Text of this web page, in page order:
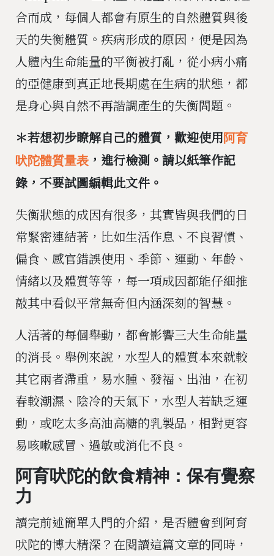
合而成，每個人都會有原生的自然體質與後
天的失衡體質。疾病形成的原因，便是因為
人體內生命能量的平衡被打亂，從小病小痛
的亞健康到真正地長期處在生病的狀態，都
是身心與自然不再諧調產生的失衡問題。
＊若想初步瞭解自己的體質，歡迎使用阿育
吠陀體質量表 ，進行檢測。請以紙筆作記
錄，不要試圖編輯此文件。
失衡狀態的成因有很多，其實皆與我們的日
常緊密連結著，比如生活作息、不良習慣、
偏食、感官錯誤使用、季節、運動、年齡、
情緒以及體質等等，每一項成因都能仔細推
敲其中看似平常無奇但內涵深刻的智慧。
人活著的每個舉動，都會影響三大生命能量
的消長。舉例來說，水型人的體質本來就較
其它兩者滯重，易水腫、發福、出油，在初
春較潮濕、陰冷的天氣下，水型人若缺乏運
動，或吃太多高油高糖的乳製品，相對更容
易咳嗽感冒、過敏或消化不良。
阿育吠陀的飲食精神：保有覺察
力
讀完前述簡單入門的介紹，是否體會到阿育
吠陀的博大精深？在閱讀這篇文章的同時，